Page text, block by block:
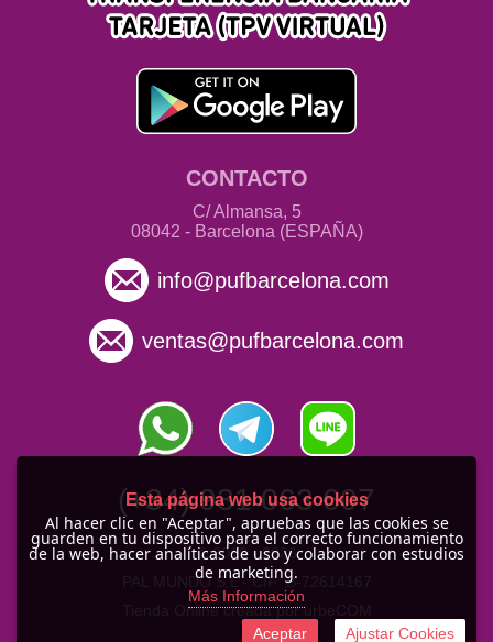
CONTACTO
C/ Almansa, 5
08042 - Barcelona (ESPAÑA)
info@pufbarcelona.com
ventas@pufbarcelona.com
(+34) 931 063 607
© 2010 -2026
PAL MUNDO S.L - CIF: B-72614167
Tienda Online creada por urbeCOM
Esta página web usa cookies
Al hacer clic en "Aceptar", apruebas que las cookies se
guarden en tu dispositivo para el correcto funcionamiento
de la web, hacer analíticas de uso y colaborar con estudios
de marketing.
Más Información
Aceptar Ajustar Cookies